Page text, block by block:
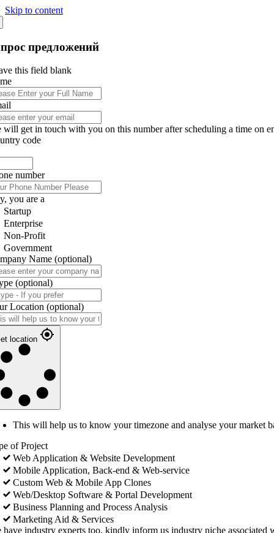
Skip to content
предложений
this field blank
will get in touch with you on this number after scheduling a time on
code
number
you are a
Startup
Enterprise
Non-Profit
Government
Name (optional)
(optional)
Location (optional)
location
This will help us to know your timezone and analyse your market
of Project
Web Application & Website Development
Mobile Application, Back-end & Web-service
Custom Web & Mobile App Clones
Web/Desktop Software & Portal Development
Business Planning and Process Analysis
Marketing Aid & Services
have industry experts too, kindly inform us industry niche associated